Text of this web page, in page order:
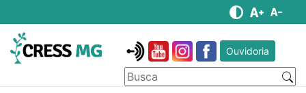
Ouvidoria